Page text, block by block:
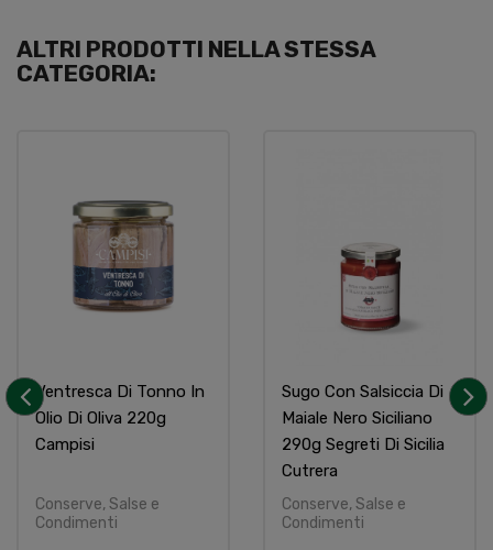
ALTRI PRODOTTI NELLA STESSA
CATEGORIA:
Ventresca Di Tonno In
Olio Di Oliva 220g
Campisi
Conserve, Salse e
Condimenti
Sugo Con Salsiccia Di
Maiale Nero Siciliano
290g Segreti Di Sicilia
Cutrera
Conserve, Salse e
Condimenti